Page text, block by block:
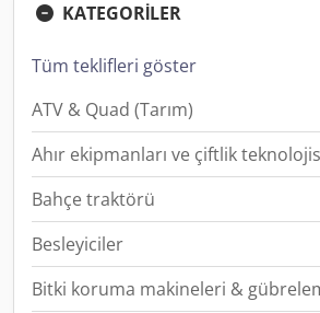
KATEGORİLER
Tüm teklifleri göster
ATV & Quad (Tarım)
Ahır ekipmanları ve çiftlik
Bahçe traktörü
Besleyiciler
Bitki koruma makineleri &